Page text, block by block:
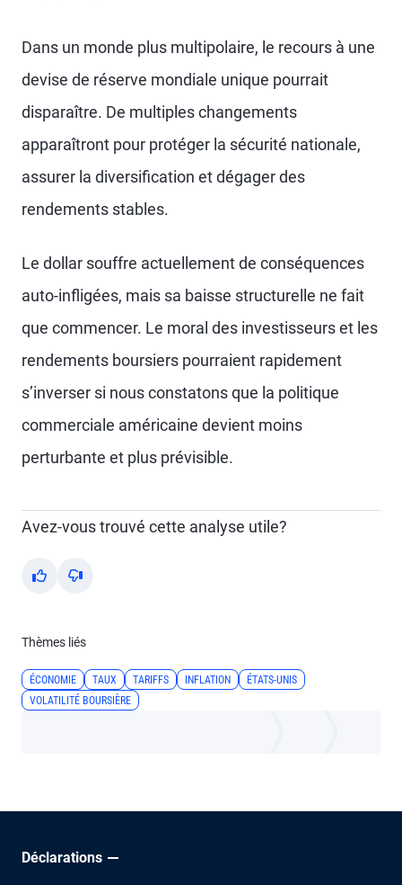
Dans un monde plus multipolaire, le recours à une
devise de réserve mondiale unique pourrait
disparaître. De multiples changements
apparaîtront pour protéger la sécurité nationale,
assurer la diversification et dégager des
rendements stables.
Le dollar souffre actuellement de conséquences
auto-infligées, mais sa baisse structurelle ne fait
que commencer. Le moral des investisseurs et les
rendements boursiers pourraient rapidement
s’inverser si nous constatons que la politique
commerciale américaine devient moins
perturbante et plus prévisible.
Avez-vous trouvé cette analyse utile?
Yes No
Thèmes liés
ÉCONOMIE TAUX TARIFFS INFLATION
ÉTATS-UNIS
VOLATILITÉ BOURSIÈRE
Déclarations